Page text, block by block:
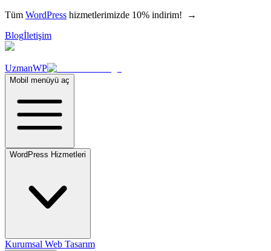
Tüm WordPress hizmetlerimizde 10% indirim!
→
Blogİletişim
UzmanWP
Mobil menüyü aç
WordPress Hizmetleri
Kurumsal Web Tasarım